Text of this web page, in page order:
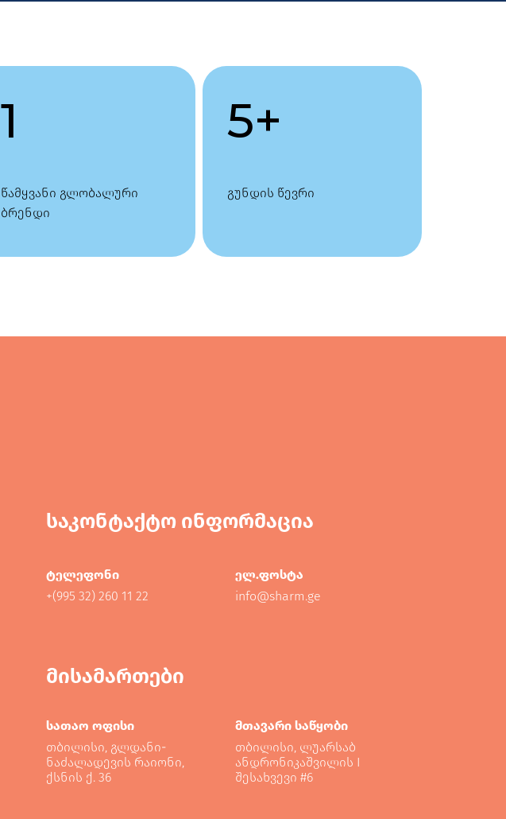
1
წამყვანი გლობალური
ბრენდი
5+
გუნდის წევრი
საკონტაქტო ინფორმაცია
ტელეფონი
+(995 32) 260 11 22
ელ.ფოსტა
info@sharm.ge
მისამართები
სათაო ოფისი
თბილისი, გლდანი-
ნაძალადევის რაიონი,
ქსნის ქ. 36
მთავარი საწყობი
თბილისი, ლუარსაბ
ანდრონიკაშვილის I
შესახვევი #6